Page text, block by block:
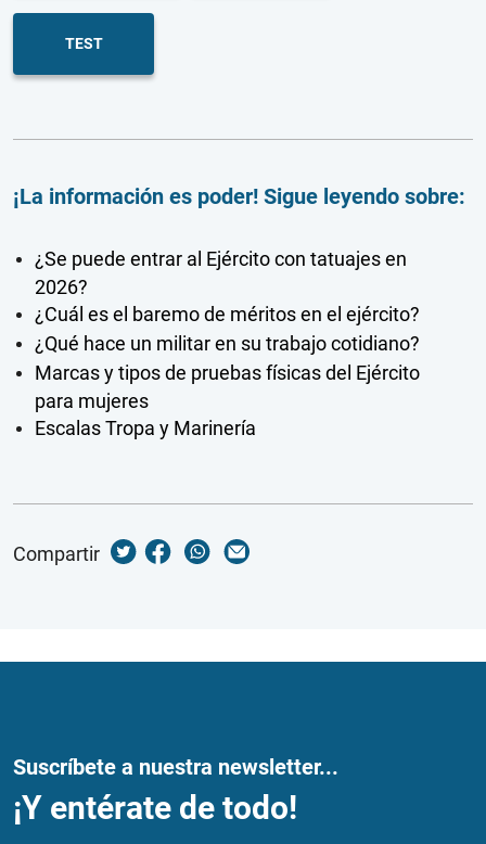
TEST
¡La información es poder! Sigue leyendo sobre:
¿Se puede entrar al Ejército con tatuajes en
2026?
¿Cuál es el baremo de méritos en el ejército?
¿Qué hace un militar en su trabajo cotidiano?
Marcas y tipos de pruebas físicas del Ejército
para mujeres
Escalas Tropa y Marinería
Compartir
Suscríbete a nuestra newsletter...
¡Y entérate de todo!